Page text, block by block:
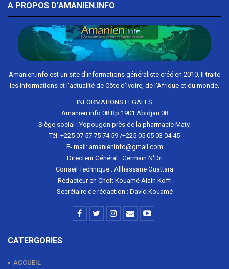
A PROPOS D’AMANIEN.INFO
Amanien.info est un site d'informations généraliste créé en 2010. Il traite
les informations et l'actualité de Côte d'Ivoire, de l'Afrique et du monde.
INFORMATIONS LEGALES
Amanien.info 08 Bp 1901 Abidjan 08
Siège social : Yopougon près de la pharmacie Maty.
Tél: +225 07 57 75 74 59 /+225 05 05 03 04 45
E- mail: amanieninfo@gmail.com
Directeur Général : Germain N'Dri
Conseil Technique : Allhassane Ouattara
Rédacteur en Chef: Kouamé Alain Koffi
Secrétaire de rédaction : David Kouamé
CATERGORIES
ACCUEIL